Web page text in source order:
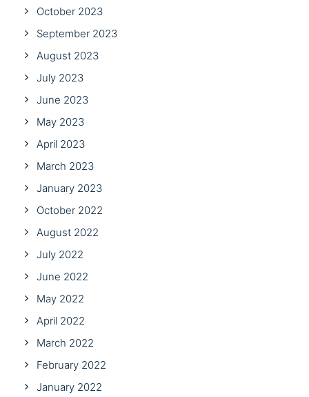
October 2023
September 2023
August 2023
July 2023
June 2023
May 2023
April 2023
March 2023
January 2023
October 2022
August 2022
July 2022
June 2022
May 2022
April 2022
March 2022
February 2022
January 2022